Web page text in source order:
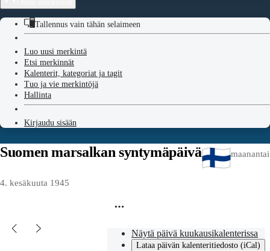
Tallennus vain tähän selaimeen
Luo uusi merkintä
Etsi merkinnät
Kalenterit, kategoriat ja tagit
Tuo ja vie merkintöjä
Hallinta
Kirjaudu sisään
Suomen marsalkan syntymäpäivä maanantai
4. kesäkuuta 1945
Näytä päivä kuukausikalenterissa
Lataa päivän kalenteritiedosto (iCal)